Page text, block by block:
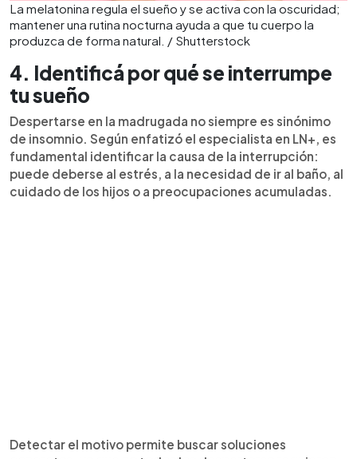
La melatonina regula el sueño y se activa con la oscuridad;
mantener una rutina nocturna ayuda a que tu cuerpo la
produzca de forma natural. / Shutterstock
4. Identificá por qué se interrumpe
tu sueño
Despertarse en la madrugada no siempre es sinónimo
de insomnio. Según enfatizó el especialista en LN+, es
fundamental identificar la causa de la interrupción:
puede deberse al estrés, a la necesidad de ir al baño, al
cuidado de los hijos o a preocupaciones acumuladas.
Detectar el motivo permite buscar soluciones